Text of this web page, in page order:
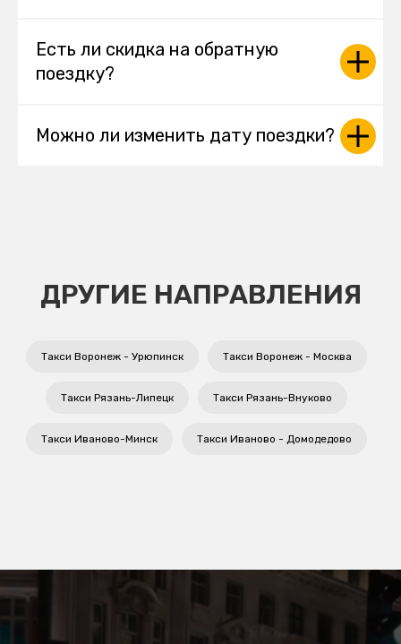
Есть ли скидка на обратную
поездку?
Можно ли изменить дату поездки?
ДРУГИЕ НАПРАВЛЕНИЯ
Такси Воронеж - Урюпинск Такси Воронеж - Москва
Такси Рязань-Липецк Такси Рязань-Внуково
Такси Иваново-Минск Такси Иваново - Домодедово